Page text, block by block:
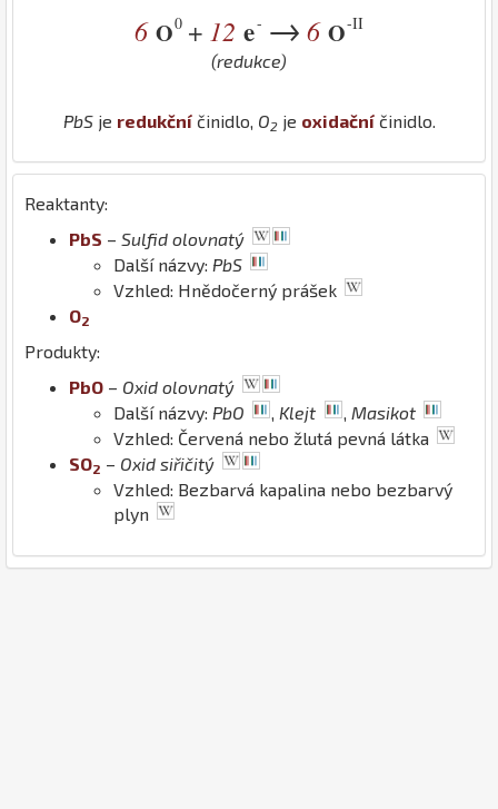
6 O0 + 12 e- → 6 O-II
(redukce)
PbSje redukčníčinidlo, O2je oxidačníčinidlo.
Reaktanty:
PbS – Sulfid olovnatý
Další názvy: PbS
Vzhled: Hnědočerný prášek
O2
Produkty:
PbO – Oxid olovnatý
Další názvy: PbO , Klejt , Masikot
Vzhled: Červená nebo žlutá pevná látka
SO2 – Oxid siřičitý
Vzhled: Bezbarvá kapalina nebo bezbarvý
plyn